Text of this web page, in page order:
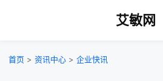
艾敏网
首页 > 资讯中心 > 企业快讯